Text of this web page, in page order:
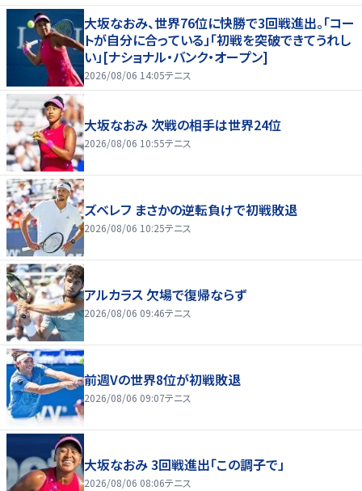
大坂なおみ、世界76位に快勝で3回戦進出。「コー
トが自分に合っている」「初戦を突破できてうれし
い」[ナショナル・バンク・オープン]
2026/08/06 14:05テニス
大坂なおみ 次戦の相手は世界24位
2026/08/06 10:55テニス
ズベレフ まさかの逆転負けで初戦敗退
2026/08/06 10:25テニス
アルカラス 欠場で復帰ならず
2026/08/06 09:46テニス
前週Vの世界8位が初戦敗退
2026/08/06 09:07テニス
大坂なおみ 3回戦進出「この調子で」
2026/08/06 08:06テニス